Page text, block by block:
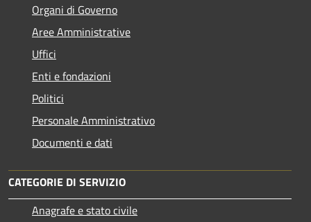
Organi di Governo
Aree Amministrative
Uffici
Enti e fondazioni
Politici
Personale Amministrativo
Documenti e dati
CATEGORIE DI SERVIZIO
Anagrafe e stato civile